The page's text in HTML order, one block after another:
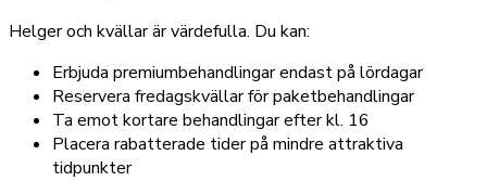
Helger och kvällar är värdefulla. Du kan:
Erbjuda premiumbehandlingar endast på lördagar
Reservera fredagskvällar för paketbehandlingar
Ta emot kortare behandlingar efter kl. 16
Placera rabatterade tider på mindre attraktiva
tidpunkter